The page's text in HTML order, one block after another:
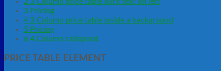
3 Pricing
4 3 Column price table inside a background
5 Pricing
6 4 Column collapsed
PRICE TABLE ELEMENT